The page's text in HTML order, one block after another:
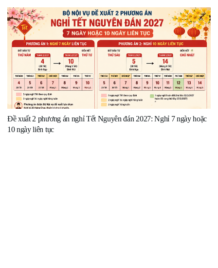
Đề xuất 2 phương án nghỉ Tết Nguyên đán 2027: Nghỉ 7 ngày hoặc
10 ngày liên tục